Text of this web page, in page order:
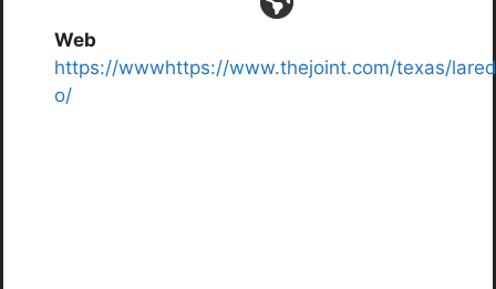
Web
https://wwwhttps://www.thejoint.com/texas/lared
o/